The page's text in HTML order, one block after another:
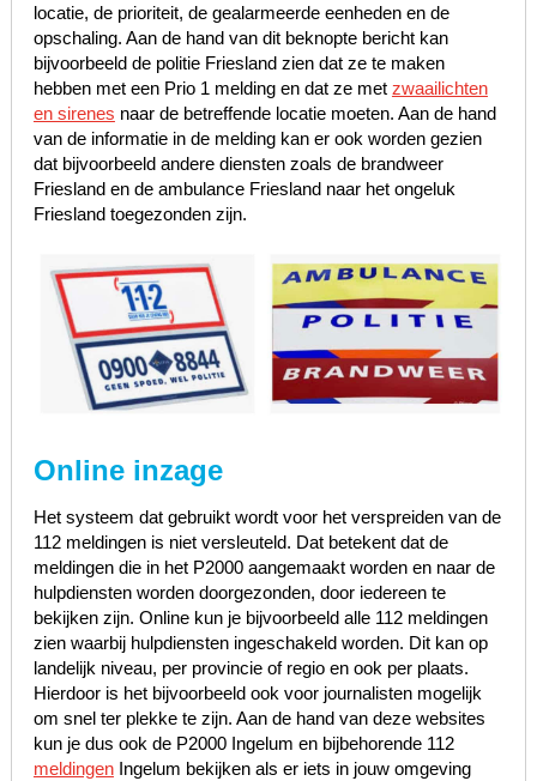
locatie, de prioriteit, de gealarmeerde eenheden en de
opschaling. Aan de hand van dit beknopte bericht kan
bijvoorbeeld de politie Friesland zien dat ze te maken
hebben met een Prio 1 melding en dat ze met zwaailichten
en sirenes naar de betreffende locatie moeten. Aan de hand
van de informatie in de melding kan er ook worden gezien
dat bijvoorbeeld andere diensten zoals de brandweer
Friesland en de ambulance Friesland naar het ongeluk
Friesland toegezonden zijn.
Online inzage
Het systeem dat gebruikt wordt voor het verspreiden van de
112 meldingen is niet versleuteld. Dat betekent dat de
meldingen die in het P2000 aangemaakt worden en naar de
hulpdiensten worden doorgezonden, door iedereen te
bekijken zijn. Online kun je bijvoorbeeld alle 112 meldingen
zien waarbij hulpdiensten ingeschakeld worden. Dit kan op
landelijk niveau, per provincie of regio en ook per plaats.
Hierdoor is het bijvoorbeeld ook voor journalisten mogelijk
om snel ter plekke te zijn. Aan de hand van deze websites
kun je dus ook de P2000 Ingelum en bijbehorende 112
meldingenIngelum bekijken als er iets in jouw omgeving